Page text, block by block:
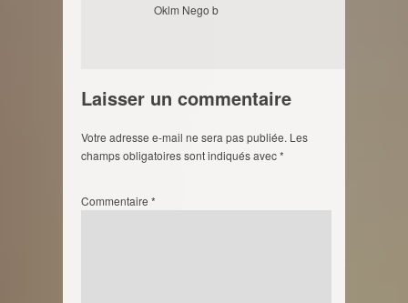
Oklm Nego b
Laisser un commentaire
Votre adresse e-mail ne sera pas publiée. Les
champs obligatoires sont indiqués avec*
Commentaire *